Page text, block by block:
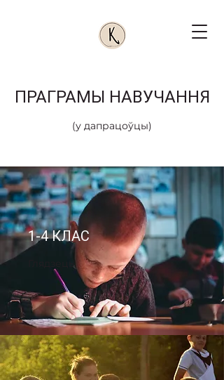
ПРАГРАМЫ НАВУЧАННЯ
(у дапрацоўцы)
1-4 КЛАС
Глядзець